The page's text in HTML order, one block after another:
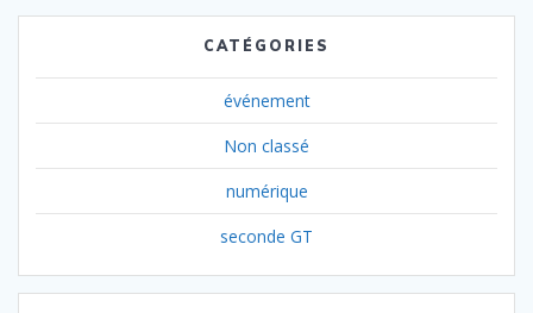
CATÉGORIES
événement
Non classé
numérique
seconde GT